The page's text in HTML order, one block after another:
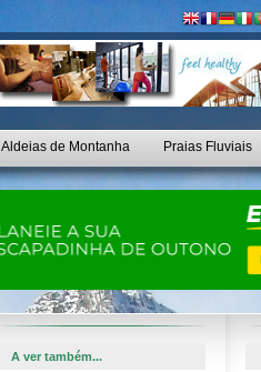
Aldeias de Montanha Praias Fluviais
A ver também...